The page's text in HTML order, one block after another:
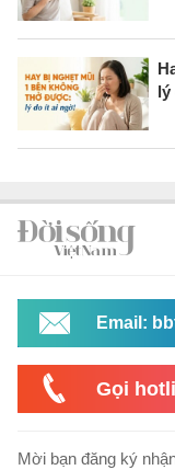
lý
Email:
Gọi
Mời bạn đăng ký